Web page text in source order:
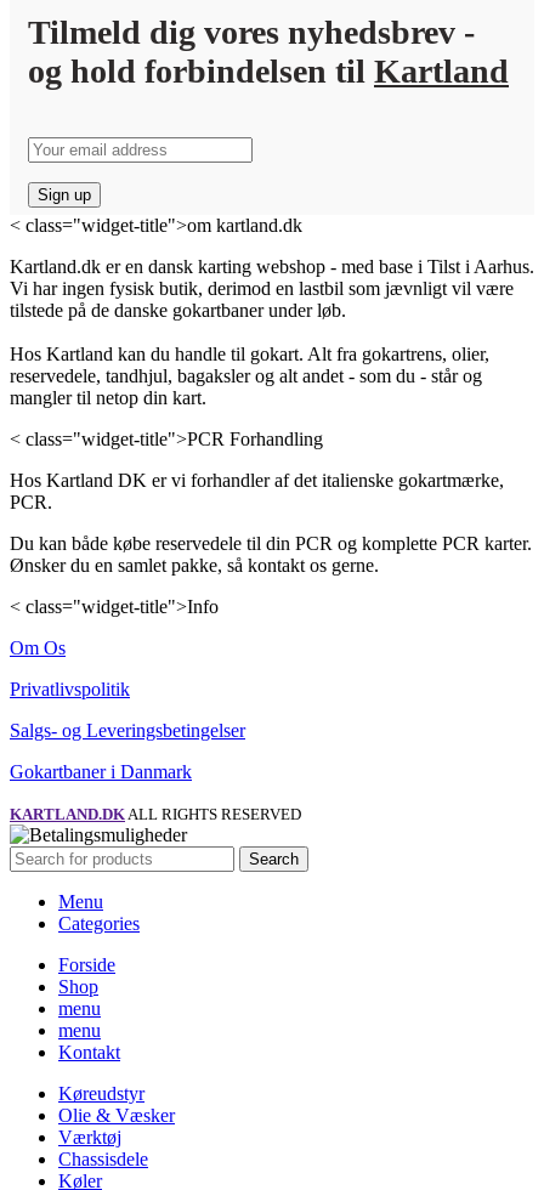
Tilmeld dig vores nyhedsbrev -
og hold forbindelsen til Kartland
< class="widget-title">om kartland.dk
Kartland.dk er en dansk karting webshop - med base i Tilst i Aarhus.
Vi har ingen fysisk butik, derimod en lastbil som jævnligt vil være
tilstede på de danske gokartbaner under løb.
Hos Kartland kan du handle til gokart. Alt fra gokartrens, olier,
reservedele, tandhjul, bagaksler og alt andet - som du - står og
mangler til netop din kart.
< class="widget-title">PCR Forhandling
Hos Kartland DK er vi forhandler af det italienske gokartmærke,
PCR.
Du kan både købe reservedele til din PCR og komplette PCR karter.
Ønsker du en samlet pakke, så kontakt os gerne.
< class="widget-title">Info
Om Os
Privatlivspolitik
Salgs- og Leveringsbetingelser
Gokartbaner i Danmark
KARTLAND.DK ALL RIGHTS RESERVED
Search
Menu
Categories
Forside
Shop
menu
menu
Kontakt
Køreudstyr
Olie & Væsker
Værktøj
Chassisdele
Køler